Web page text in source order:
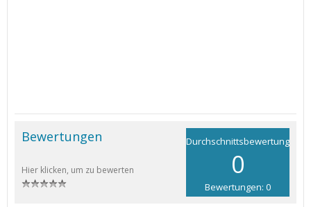
Durchschnittsbewertung
0
Bewertungen: 0
Bewertungen
Hier klicken, um zu bewerten